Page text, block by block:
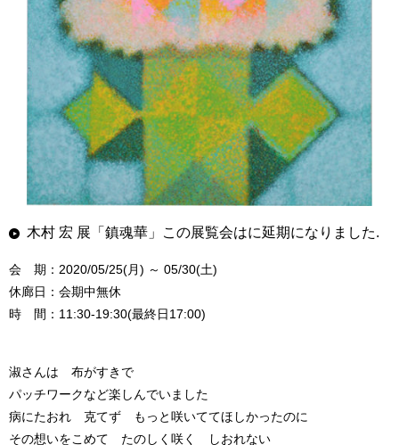
木村 宏 展「鎮魂華」この展覧会はに延期になりました.
会 期：2020/05/25(月) ～ 05/30(土)
休廊日：会期中無休
時 間：11:30-19:30(最終日17:00)
淑さんは 布がすきで
パッチワークなど楽しんでいました
病にたおれ 克てず もっと咲いててほしかったのに
その想いをこめて たのしく咲く しおれない